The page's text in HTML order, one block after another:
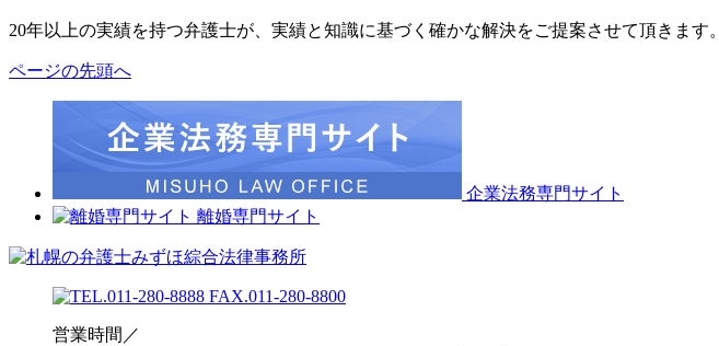
20年以上の実績を持つ弁護士が、実績と知識に基づく確かな解決をご提案させて頂きます。
ページの先頭へ
企業法務専門サイト
離婚専門サイト
営業時間／